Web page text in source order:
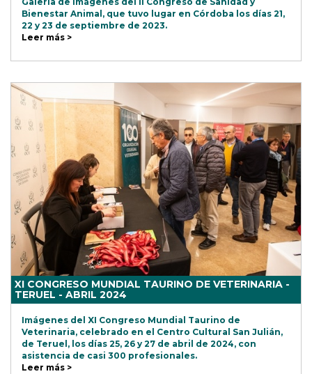
Bienestar Animal, que tuvo lugar en Córdoba los días 21,
22 y 23 de septiembre de 2023.
Leer más >
XI CONGRESO MUNDIAL TAURINO DE VETERINARIA -
TERUEL - ABRIL 2024
Imágenes del XI Congreso Mundial Taurino de
Veterinaria, celebrado en el Centro Cultural San Julián,
de Teruel, los días 25, 26 y 27 de abril de 2024, con
asistencia de casi 300 profesionales.
Leer más >